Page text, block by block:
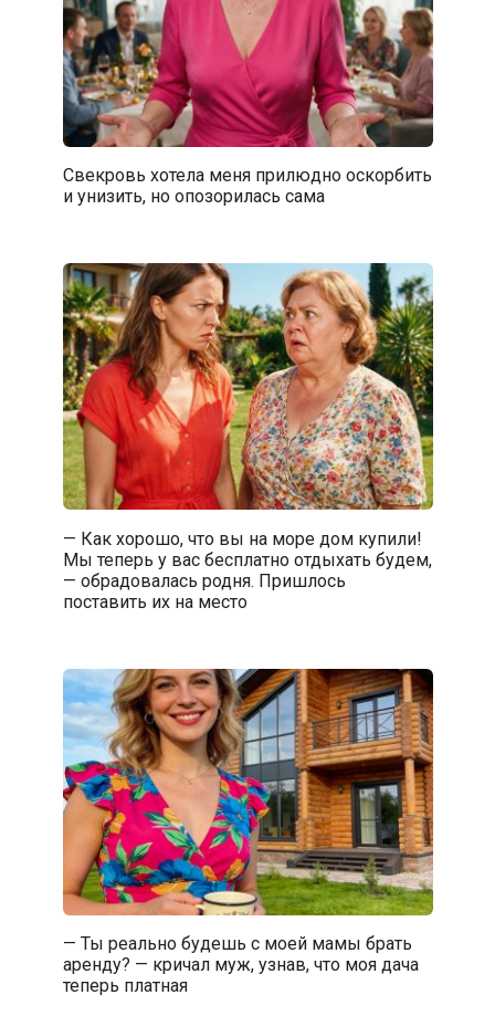
Свекровь хотела меня прилюдно оскорбить
и унизить, но опозорилась сама
— Как хорошо, что вы на море дом купили!
Мы теперь у вас бесплатно отдыхать будем,
— обрадовалась родня. Пришлось
поставить их на место
— Ты реально будешь с моей мамы брать
аренду? — кричал муж, узнав, что моя дача
теперь платная